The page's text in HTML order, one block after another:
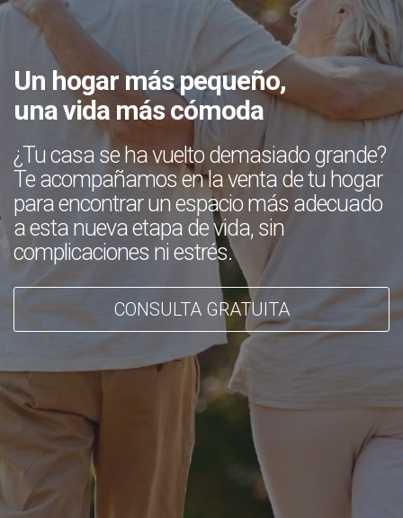
Un hogar más pequeño,
una vida más cómoda
¿Tu casa se ha vuelto demasiado grande?
Te acompañamos en la venta de tu hogar
para encontrar un espacio más adecuado
a esta nueva etapa de vida, sin
complicaciones ni estrés.
CONSULTA GRATUITA